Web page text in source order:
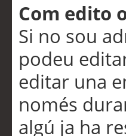
Com edito
Si no sou
podeu
editar una
només
algú ja ha